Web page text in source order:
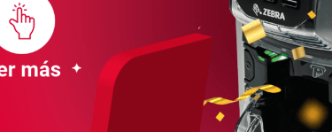
Computadora Móvil HC50
Para La Salud De Zebra